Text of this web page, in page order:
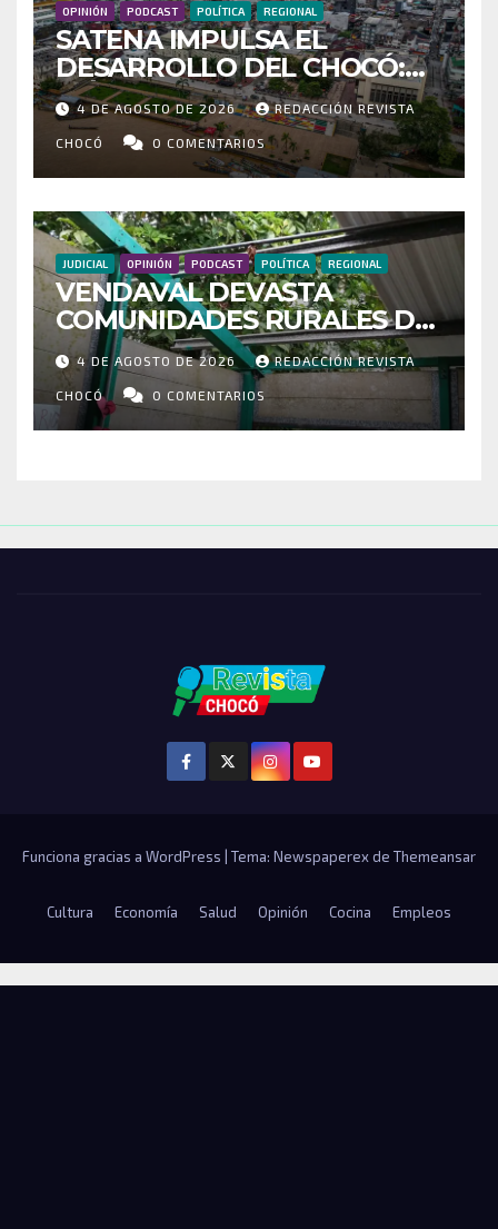
OPINIÓN PODCAST POLÍTICA REGIONAL
SATENA IMPULSA EL
DESARROLLO DEL CHOCÓ:
MÁS DE 35 MIL PASAJEROS
MOVILIZADOS Y NUEVAS
RUTAS FORTALECEN LA
CONECTIVIDAD
4 DE AGOSTO DE 2026 REDACCIÓN REVISTA
CHOCÓ 0 COMENTARIOS
JUDICIAL OPINIÓN PODCAST POLÍTICA REGIONAL
VENDAVAL DEVASTA
COMUNIDADES RURALES DE
RIOSUCIO: ESCUELAS,
VIVIENDAS Y CEMENTERIO
ENTRE LOS AFECTADOS
4 DE AGOSTO DE 2026 REDACCIÓN REVISTA
CHOCÓ 0 COMENTARIOS
Funciona gracias a WordPress Tema: Newspaperex de Themeansar
Cultura Economía Salud Opinión Cocina Empleos